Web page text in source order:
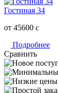
Гостиная 34
от 45600 c
Подробнее
Сравнить